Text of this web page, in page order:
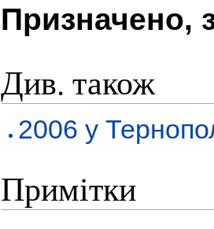
Призначено,
Див. також
2006 у
Примітки